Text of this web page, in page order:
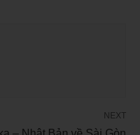
NEXT